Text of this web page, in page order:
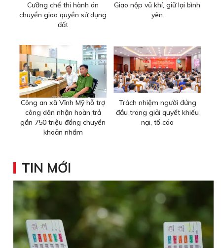
Cưỡng chế thi hành án
chuyển giao quyền sử dụng
đất
Giao nộp vũ khí, giữ lại bình
yên
Công an xã Vĩnh Mỹ hỗ trợ
công dân nhận hoàn trả
gần 750 triệu đồng chuyển
khoản nhầm
Trách nhiệm người đứng
đầu trong giải quyết khiếu
nại, tố cáo
TIN MỚI